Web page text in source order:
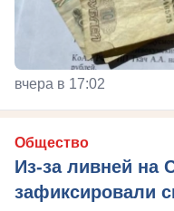
вчера в 17:02
Общество
Из-за ливней на
зафиксировали